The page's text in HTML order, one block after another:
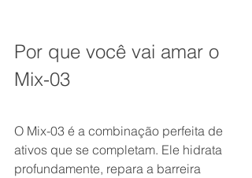
Por que você vai amar o
Mix-03
O Mix-03 é a combinação perfeita de
ativos que se completam. Ele hidrata
profundamente, repara a barreira